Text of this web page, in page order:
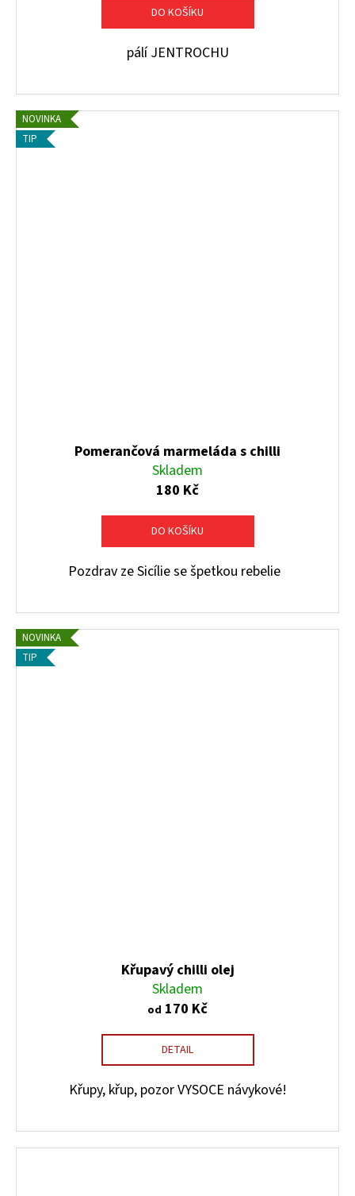
DO KOŠÍKU
pálí JENTROCHU
NOVINKA
TIP
Pomerančová marmeláda s chilli
Skladem
180 Kč
DO KOŠÍKU
Pozdrav ze Sicílie se špetkou rebelie
NOVINKA
TIP
Křupavý chilli olej
Skladem
od 170 Kč
DETAIL
Křupy, křup, pozor VYSOCE návykové!